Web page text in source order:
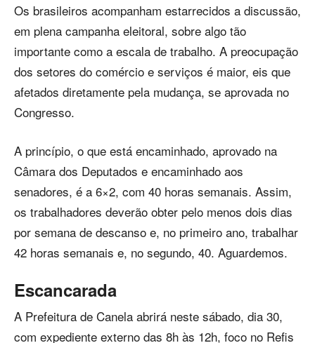
Os brasileiros acompanham estarrecidos a discussão,
em plena campanha eleitoral, sobre algo tão
importante como a escala de trabalho. A preocupação
dos setores do comércio e serviços é maior, eis que
afetados diretamente pela mudança, se aprovada no
Congresso.
A princípio, o que está encaminhado, aprovado na
Câmara dos Deputados e encaminhado aos
senadores, é a 6×2, com 40 horas semanais. Assim,
os trabalhadores deverão obter pelo menos dois dias
por semana de descanso e, no primeiro ano, trabalhar
42 horas semanais e, no segundo, 40. Aguardemos.
Escancarada
A Prefeitura de Canela abrirá neste sábado, dia 30,
com expediente externo das 8h às 12h, foco no Refis